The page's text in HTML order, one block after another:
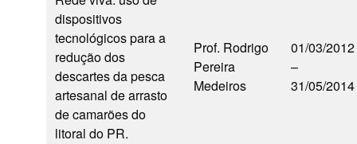
dispositivos
tecnológicos para a
redução dos
descartes da pesca
artesanal de arrasto
de camarões do
litoral do PR.
Prof. Rodrigo
Pereira
Medeiros
01/03/2012
–
31/05/2014